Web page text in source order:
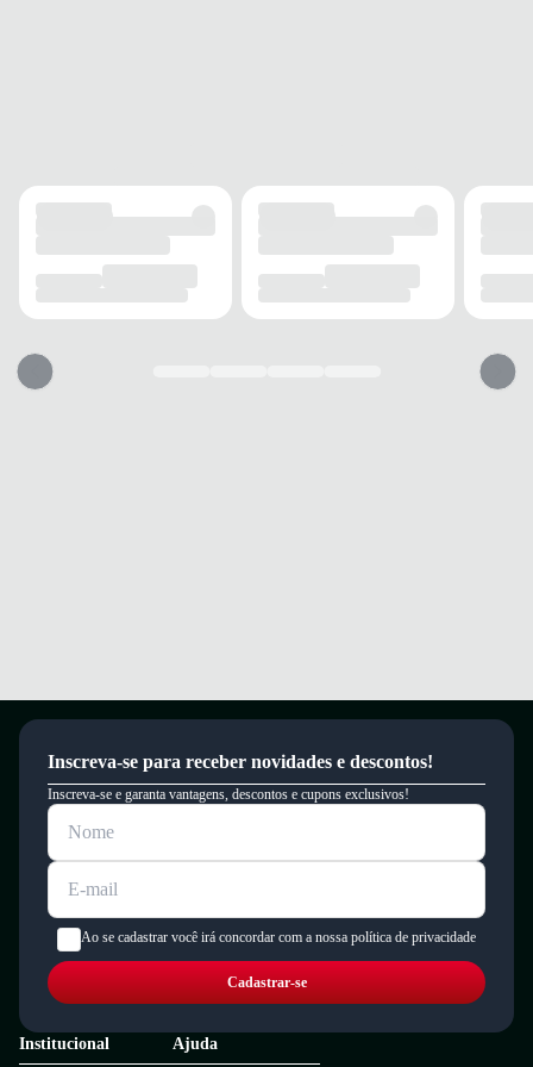
Inscreva-se para receber novidades e descontos!
Inscreva-se e garanta vantagens, descontos e cupons exclusivos!
Ao se cadastrar você irá concordar com a nossa política de privacidade
Cadastrar-se
Institucional Ajuda